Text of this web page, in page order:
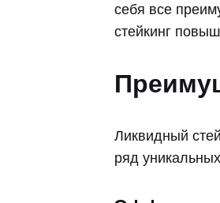
себя все
стейкинг
Ликвидный
ряд